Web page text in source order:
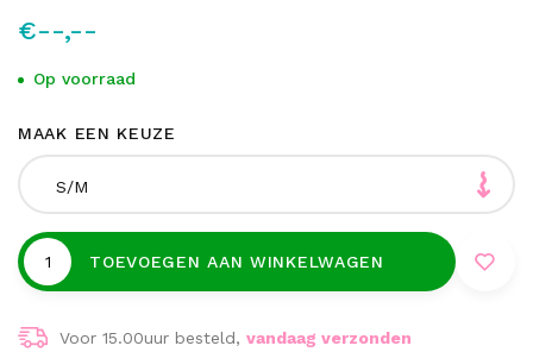
€--,--
Op voorraad
MAAK EEN KEUZE
S/M
TOEVOEGEN AAN WINKELWAGEN
Voor 15.00uur besteld, vandaag verzonden